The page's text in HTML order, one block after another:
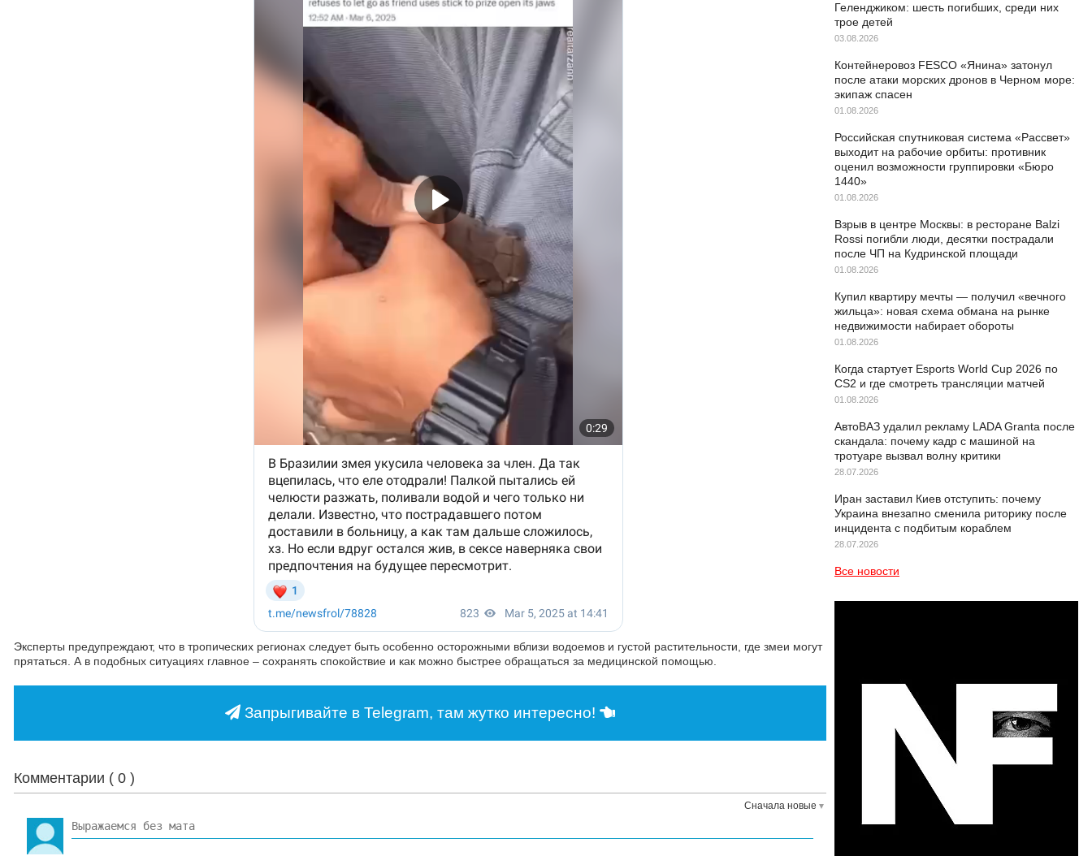
Эксперты предупреждают, что в тропических регионах следует быть особенно осторожными вблизи водоемов и густой растительности, где змеи могут
прятаться. А в подобных ситуациях главное – сохранять спокойствие и как можно быстрее обращаться за медицинской помощью.
Запрыгивайте в Telegram, там жутко интересно!
Комментарии ( 0 )
Сначала новые
Геленджиком: шесть погибших, среди них
трое детей
03.08.2026
Контейнеровоз FESCO «Янина» затонул
после атаки морских дронов в Черном море:
экипаж спасен
01.08.2026
Российская спутниковая система «Рассвет»
выходит на рабочие орбиты: противник
оценил возможности группировки «Бюро
1440»
01.08.2026
Взрыв в центре Москвы: в ресторане Balzi
Rossi погибли люди, десятки пострадали
после ЧП на Кудринской площади
01.08.2026
Купил квартиру мечты — получил «вечного
жильца»: новая схема обмана на рынке
недвижимости набирает обороты
01.08.2026
Когда стартует Esports World Cup 2026 по
CS2 и где смотреть трансляции матчей
01.08.2026
АвтоВАЗ удалил рекламу LADA Granta после
скандала: почему кадр с машиной на
тротуаре вызвал волну критики
28.07.2026
Иран заставил Киев отступить: почему
Украина внезапно сменила риторику после
инцидента с подбитым кораблем
28.07.2026
Все новости